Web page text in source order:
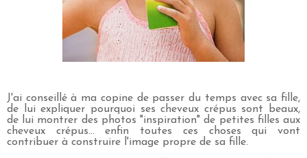
J'ai conseillé à ma copine de passer du temps avec sa fille,
de lui expliquer pourquoi ses cheveux crépus sont beaux,
de lui montrer des photos "inspiration" de petites filles aux
cheveux crépus... enfin toutes ces choses qui vont
contribuer à construire l'image propre de sa fille.